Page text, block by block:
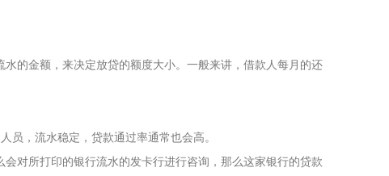
的金额，来决定放贷的额度大小。一般来讲，借款人每月的还
，流水稳定，贷款通过率通常也会高。
对所打印的银行流水的发卡行进行咨询，那么这家银行的贷款